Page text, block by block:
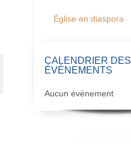
Église en diaspora
CALENDRIER DES
ÉVÈNEMENTS
Aucun évènement